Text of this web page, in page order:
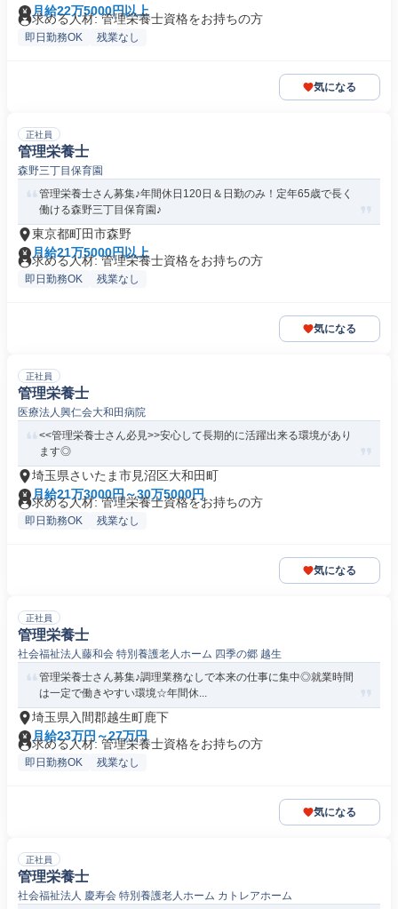
月給22万5000円以上
求める人材: 管理栄養士資格をお持ちの方
即日勤務OK 残業なし
気になる
正社員
管理栄養士
森野三丁目保育園
管理栄養士さん募集♪年間休日120日＆日勤のみ！定年65歳で長く
働ける森野三丁目保育園♪
東京都町田市森野
月給21万5000円以上
求める人材: 管理栄養士資格をお持ちの方
即日勤務OK 残業なし
気になる
正社員
管理栄養士
医療法人興仁会大和田病院
<<管理栄養士さん必見>>安心して長期的に活躍出来る環境があり
ます◎
埼玉県さいたま市見沼区大和田町
月給21万3000円～30万5000円
求める人材: 管理栄養士資格をお持ちの方
即日勤務OK 残業なし
気になる
正社員
管理栄養士
社会福祉法人藤和会 特別養護老人ホーム 四季の郷 越生
管理栄養士さん募集♪調理業務なしで本来の仕事に集中◎就業時間
は一定で働きやすい環境☆年間休...
埼玉県入間郡越生町鹿下
月給23万円～27万円
求める人材: 管理栄養士資格をお持ちの方
即日勤務OK 残業なし
気になる
正社員
管理栄養士
社会福祉法人 慶寿会 特別養護老人ホーム カトレアホーム